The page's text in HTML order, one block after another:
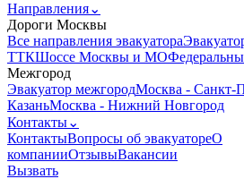
Направления⌄
Дороги Москвы
Все направления эвакуатора
ТТКШоссе Москвы и МО
Межгород
Эвакуатор межгородМосква - Санкт-
КазаньМосква - Нижний Новгород
Контакты⌄
КонтактыВопросы об эвакуатореО
компанииОтзывыВакансии
Вызвать